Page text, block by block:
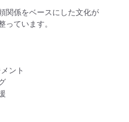
関係をベースにした文化が
ています。
ント